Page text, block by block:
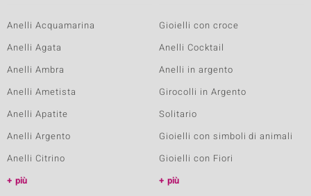
Anelli Acquamarina
Anelli Agata
Anelli Ambra
Anelli Ametista
Anelli Apatite
Anelli Argento
Anelli Citrino
più
Gioielli con croce
Anelli Cocktail
Anelli in argento
Girocolli in Argento
Solitario
Gioielli con simboli di animali
Gioielli con Fiori
più